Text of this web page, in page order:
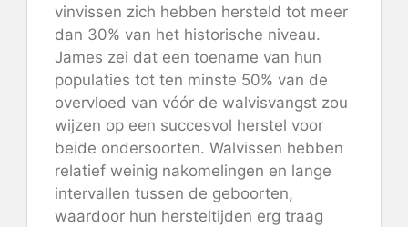
vinvissen zich hebben hersteld tot meer
dan 30% van het historische niveau.
James zei dat een toename van hun
populaties tot ten minste 50% van de
overvloed van vóór de walvisvangst zou
wijzen op een succesvol herstel voor
beide ondersoorten. Walvissen hebben
relatief weinig nakomelingen en lange
intervallen tussen de geboorten,
waardoor hun hersteltijden erg traag